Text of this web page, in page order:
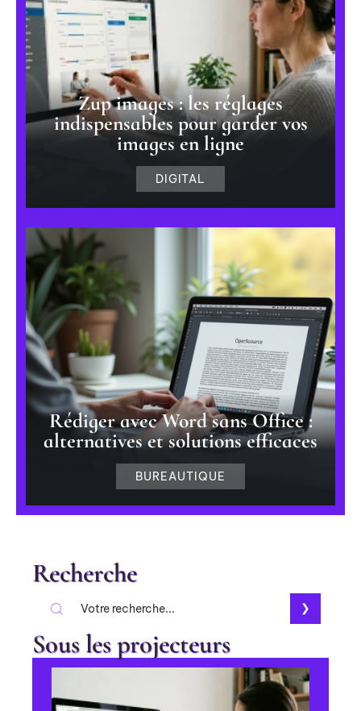
Zup images : les réglages
indispensables pour garder vos
images en ligne
DIGITAL
Rédiger avec Word sans Office :
alternatives et solutions efficaces
BUREAUTIQUE
Recherche
Sous les projecteurs